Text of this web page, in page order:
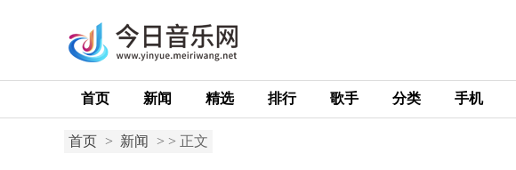
首页 新闻 精选 排行 歌手 分类 手机
首页 > 新闻 > > 正文